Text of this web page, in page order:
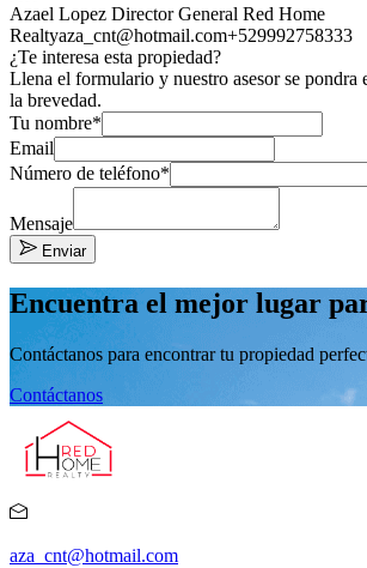
Azael Lopez Director General Red Home
Realtyaza_cnt@hotmail.com+529992758333
¿Te interesa esta propiedad?
Llena el formulario y nuestro asesor se pondra
la brevedad.
Tu nombre*
Email
Número de teléfono*
Mensaje
Enviar
Encuentra el mejor lugar
Contáctanos para encontrar tu propiedad
Contáctanos
aza_cnt@hotmail.com